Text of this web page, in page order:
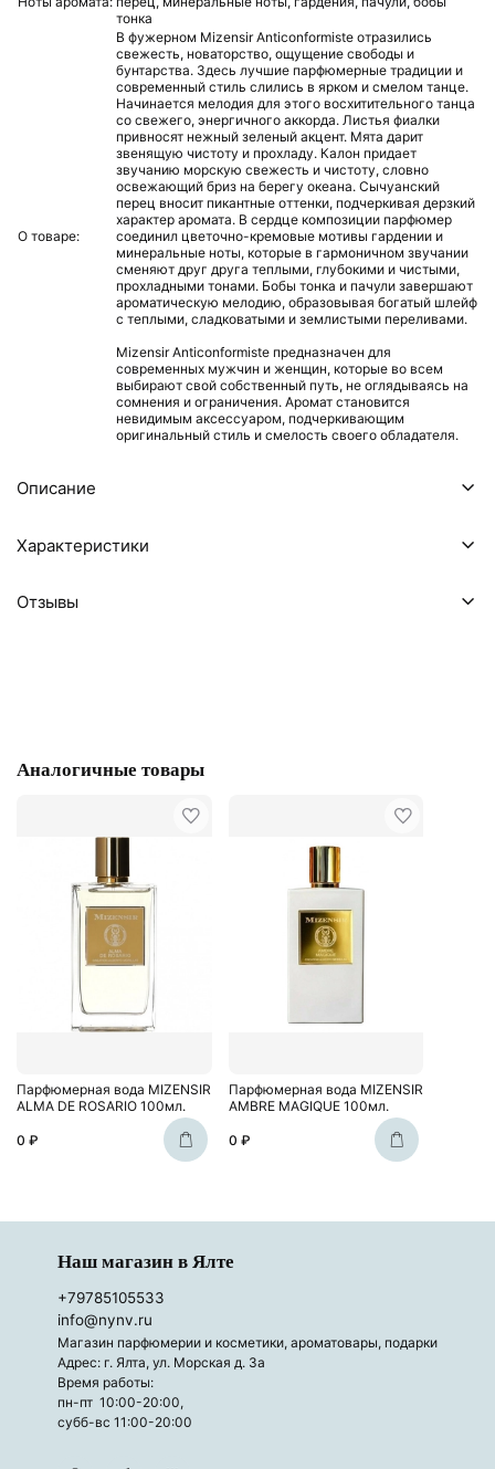
тонка
О товаре:
В фужерном Mizensir Anticonformiste отразились
свежесть, новаторство, ощущение свободы и
бунтарства. Здесь лучшие парфюмерные традиции и
современный стиль слились в ярком и смелом танце.
Начинается мелодия для этого восхитительного танца
со свежего, энергичного аккорда. Листья фиалки
привносят нежный зеленый акцент. Мята дарит
звенящую чистоту и прохладу. Калон придает
звучанию морскую свежесть и чистоту, словно
освежающий бриз на берегу океана. Сычуанский
перец вносит пикантные оттенки, подчеркивая дерзкий
характер аромата. В сердце композиции парфюмер
соединил цветочно-кремовые мотивы гардении и
минеральные ноты, которые в гармоничном звучании
сменяют друг друга теплыми, глубокими и чистыми,
прохладными тонами. Бобы тонка и пачули завершают
ароматическую мелодию, образовывая богатый шлейф
с теплыми, сладковатыми и землистыми переливами.
Mizensir Anticonformiste предназначен для
современных мужчин и женщин, которые во всем
выбирают свой собственный путь, не оглядываясь на
сомнения и ограничения. Аромат становится
невидимым аксессуаром, подчеркивающим
оригинальный стиль и смелость своего обладателя.
Описание
Характеристики
Отзывы
Аналогичные товары
Парфюмерная вода MIZENSIR
ALMA DE ROSARIO 100мл.
0 ₽
Парфюмерная вода MIZENSIR
AMBRE MAGIQUE 100мл.
0 ₽
Наш магазин в Ялте
+79785105533
info@nynv.ru
Магазин парфюмерии и косметики, ароматовары, подарки
Адрес: г. Ялта, ул. Морская д. 3а
Время работы:
пн-пт 10:00-20:00,
субб-вс 11:00-20:00